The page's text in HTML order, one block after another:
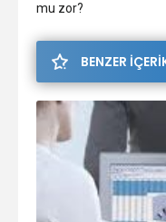
mu zor?
BENZER